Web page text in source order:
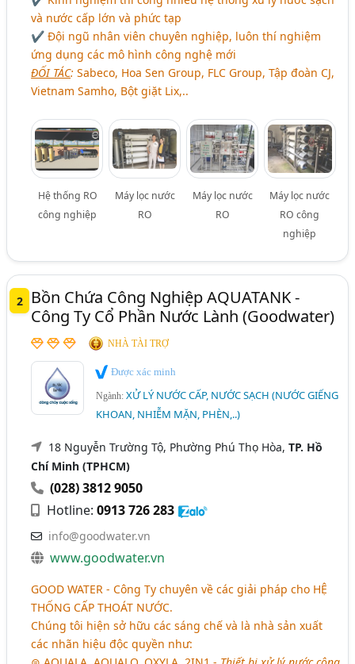
và nước cấp lớn và phức tạp
✔ Đội ngũ nhân viên chuyên nghiệp, luôn thí nghiệm
ứng dụng các mô hình công nghệ mới
ĐỐI TÁC: Sabeco, Hoa Sen Group, FLC Group, Tập đoàn CJ,
Vietnam Samho, Bột giặt Lix,..
Hệ thống RO
công nghiệp
Máy lọc nước
RO
Máy lọc nước
RO
Máy lọc nước
RO công
nghiệp
2
Bồn Chứa Công Nghiệp AQUATANK -
Công Ty Cổ Phần Nước Lành (Goodwater)
NHÀ TÀI TRỢ
Được xác minh
Ngành:XỬ LÝ NƯỚC CẤP, NƯỚC SẠCH (NƯỚC GIẾNG
KHOAN, NHIỄM MẶN, PHÈN,..)
18 Nguyễn Trường Tộ, Phường Phú Thọ Hòa,TP. Hồ
Chí Minh (TPHCM)
(028) 3812 9050
Hotline:0913 726 283
info@goodwater.vn
www.goodwater.vn
GOOD WATER - Công Ty chuyên về các giải pháp cho HỆ
THỐNG CẤP THOÁT NƯỚC.
Chúng tôi hiện sở hữu các sáng chế và là nhà sản xuất
các nhãn hiệu độc quyền như: